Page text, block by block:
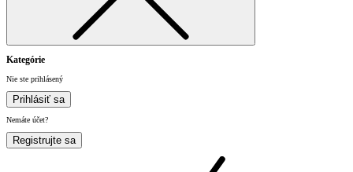
Kategórie
Nie ste prihlásený
Prihlásiť sa
Nemáte účet?
Registrujte sa